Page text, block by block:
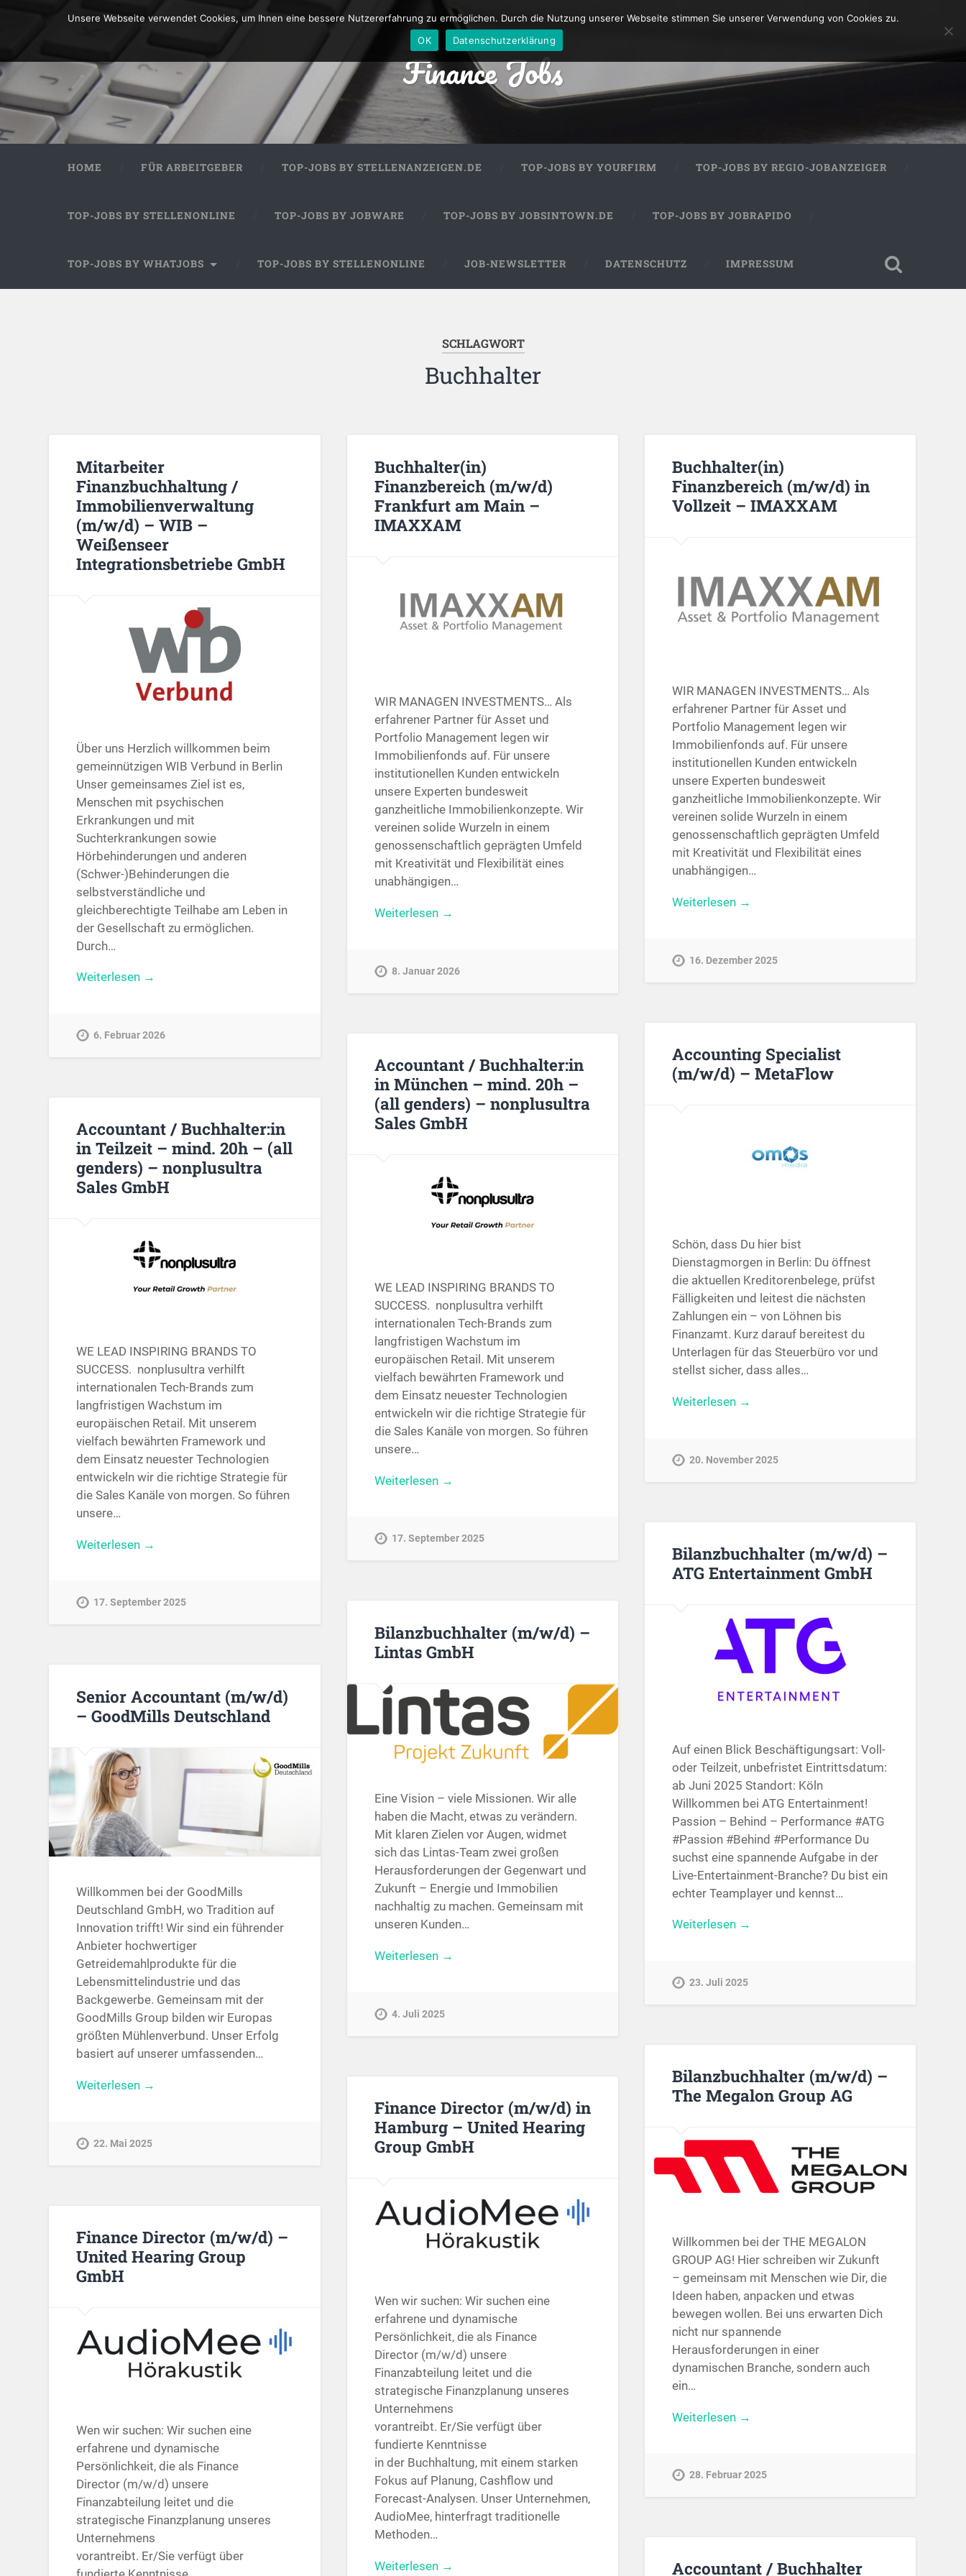
Finance Jobs
HOME FÜR ARBEITGEBER TOP-JOBS BY STELLENANZEIGEN.DE TOP-JOBS BY YOURFIRM TOP-JOBS BY REGIO-JOBANZEIGER
TOP-JOBS BY STELLENONLINE TOP-JOBS BY JOBWARE TOP-JOBS BY JOBSINTOWN.DE TOP-JOBS BY JOBRAPIDO
TOP-JOBS BY WHATJOBS TOP-JOBS BY STELLENONLINE JOB-NEWSLETTER DATENSCHUTZ IMPRESSUM
SCHLAGWORT
Buchhalter
Mitarbeiter
Finanzbuchhaltung /
Immobilienverwaltung
(m/w/d) – WIB –
Weißenseer
Integrationsbetriebe GmbH
Über uns Herzlich willkommen beim
gemeinnützigen WIB Verbund in Berlin
Unser gemeinsames Ziel ist es,
Menschen mit psychischen
Erkrankungen und mit
Suchterkrankungen sowie
Hörbehinderungen und anderen
(Schwer-)Behinderungen die
selbstverständliche und
gleichberechtigte Teilhabe am Leben in
der Gesellschaft zu ermöglichen.
Durch…
Weiterlesen →
6. Februar 2026
Buchhalter(in)
Finanzbereich (m/w/d)
Frankfurt am Main –
IMAXXAM
WIR MANAGEN INVESTMENTS… Als
erfahrener Partner für Asset und
Portfolio Management legen wir
Immobilienfonds auf. Für unsere
institutionellen Kunden entwickeln
unsere Experten bundesweit
ganzheitliche Immobilienkonzepte. Wir
vereinen solide Wurzeln in einem
genossenschaftlich geprägten Umfeld
mit Kreativität und Flexibilität eines
unabhängigen…
Weiterlesen →
8. Januar 2026
Buchhalter(in)
Finanzbereich (m/w/d) in
Vollzeit – IMAXXAM
WIR MANAGEN INVESTMENTS… Als
erfahrener Partner für Asset und
Portfolio Management legen wir
Immobilienfonds auf. Für unsere
institutionellen Kunden entwickeln
unsere Experten bundesweit
ganzheitliche Immobilienkonzepte. Wir
vereinen solide Wurzeln in einem
genossenschaftlich geprägten Umfeld
mit Kreativität und Flexibilität eines
unabhängigen…
Weiterlesen →
16. Dezember 2025
Accounting Specialist
(m/w/d) – MetaFlow
Schön, dass Du hier bist
Dienstagmorgen in Berlin: Du öffnest
die aktuellen Kreditorenbelege, prüfst
Fälligkeiten und leitest die nächsten
Zahlungen ein – von Löhnen bis
Finanzamt. Kurz darauf bereitest du
Unterlagen für das Steuerbüro vor und
stellst sicher, dass alles…
Weiterlesen →
20. November 2025
Accountant / Buchhalter:in
in München – mind. 20h –
(all genders) – nonplusultra
Sales GmbH
WE LEAD INSPIRING BRANDS TO
SUCCESS. nonplusultra verhilft
internationalen Tech-Brands zum
langfristigen Wachstum im
europäischen Retail. Mit unserem
vielfach bewährten Framework und
dem Einsatz neuester Technologien
entwickeln wir die richtige Strategie für
die Sales Kanäle von morgen. So führen
unsere…
Weiterlesen →
17. September 2025
Accountant / Buchhalter:in
in Teilzeit – mind. 20h – (all
genders) – nonplusultra
Sales GmbH
WE LEAD INSPIRING BRANDS TO
SUCCESS. nonplusultra verhilft
internationalen Tech-Brands zum
langfristigen Wachstum im
europäischen Retail. Mit unserem
vielfach bewährten Framework und
dem Einsatz neuester Technologien
entwickeln wir die richtige Strategie für
die Sales Kanäle von morgen. So führen
unsere…
Weiterlesen →
17. September 2025
Bilanzbuchhalter (m/w/d) –
ATG Entertainment GmbH
Auf einen Blick Beschäftigungsart: Voll-
oder Teilzeit, unbefristet Eintrittsdatum:
ab Juni 2025 Standort: Köln
Willkommen bei ATG Entertainment!
Passion – Behind – Performance #ATG
#Passion #Behind #Performance Du
suchst eine spannende Aufgabe in der
Live-Entertainment-Branche? Du bist ein
echter Teamplayer und kennst…
Weiterlesen →
23. Juli 2025
Bilanzbuchhalter (m/w/d) –
Lintas GmbH
Eine Vision – viele Missionen. Wir alle
haben die Macht, etwas zu verändern.
Mit klaren Zielen vor Augen, widmet
sich das Lintas-Team zwei großen
Herausforderungen der Gegenwart und
Zukunft – Energie und Immobilien
nachhaltig zu machen. Gemeinsam mit
unseren Kunden…
Weiterlesen →
4. Juli 2025
Senior Accountant (m/w/d)
– GoodMills Deutschland
Willkommen bei der GoodMills
Deutschland GmbH, wo Tradition auf
Innovation trifft! Wir sind ein führender
Anbieter hochwertiger
Getreidemahlprodukte für die
Lebensmittelindustrie und das
Backgewerbe. Gemeinsam mit der
GoodMills Group bilden wir Europas
größten Mühlenverbund. Unser Erfolg
basiert auf unserer umfassenden…
Weiterlesen →
22. Mai 2025
Bilanzbuchhalter (m/w/d) –
The Megalon Group AG
Willkommen bei der THE MEGALON
GROUP AG! Hier schreiben wir Zukunft
– gemeinsam mit Menschen wie Dir, die
Ideen haben, anpacken und etwas
bewegen wollen. Bei uns erwarten Dich
nicht nur spannende
Herausforderungen in einer
dynamischen Branche, sondern auch
ein…
Weiterlesen →
28. Februar 2025
Finance Director (m/w/d) in
Hamburg – United Hearing
Group GmbH
Wen wir suchen: Wir suchen eine
erfahrene und dynamische
Persönlichkeit, die als Finance
Director (m/w/d) unsere
Finanzabteilung leitet und die
strategische Finanzplanung unseres
Unternehmens
vorantreibt. Er/Sie verfügt über
fundierte Kenntnisse
in der Buchhaltung, mit einem starken
Fokus auf Planung, Cashflow und
Forecast-Analysen. Unser Unternehmen,
AudioMee, hinterfragt traditionelle
Methoden…
Weiterlesen →
Finance Director (m/w/d) –
United Hearing Group
GmbH
Wen wir suchen: Wir suchen eine
erfahrene und dynamische
Persönlichkeit, die als Finance
Director (m/w/d) unsere
Finanzabteilung leitet und die
strategische Finanzplanung unseres
Unternehmens
vorantreibt. Er/Sie verfügt über
Accountant / Buchhalter
Unsere Webseite verwendet Cookies, um Ihnen eine bessere Nutzererfahrung zu ermöglichen. Durch die Nutzung unserer Webseite stimmen Sie unserer Verwendung von Cookies zu.
OK
Datenschutzerklärung